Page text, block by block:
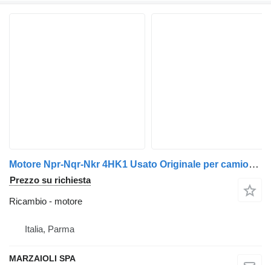
Motore Npr-Nqr-Nkr 4HK1 Usato Originale per camion Isuzu Nkr / Npr / Nqr
Prezzo su richiesta
Ricambio - motore
Italia, Parma
MARZAIOLI SPA